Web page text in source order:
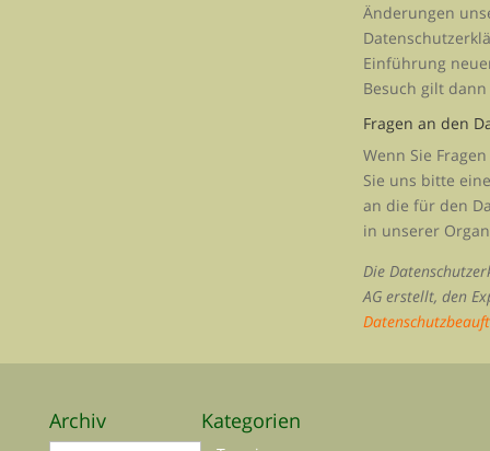
Änderungen
Einführung
Besuch gilt
Fragen an den
Wenn Sie
Sie uns bitte
an die für den
in unserer
Die
AG erstellt, den
Archiv Kategorien